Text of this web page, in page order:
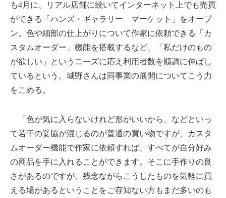
も4月に、リアル店舗に続いてインターネット上でも売買
ができる「ハンズ・ギャラリー マーケット」をオープ
ン。色や細部の仕上がりについて作家に依頼できる「カ
スタムオーダー」機能を搭載するなど、「私だけのもの
が欲しい」というニーズに応え利用者数を順調に伸ばし
ているという。城野さんは同事業の展開についてこう力
をこめる。
「色が気に入らないけれど形がいいから、などといっ
て若干の妥協が混じるのが普通の買い物ですが、カスタ
ムオーダー機能で作家に依頼すれば、すべてが自分好み
の商品を手に入れることができます。そこに手作りの良
さがあるのですが、残念ながらこうしたものを気軽に買
える場があるということをご存知ない方もまだ多いのも